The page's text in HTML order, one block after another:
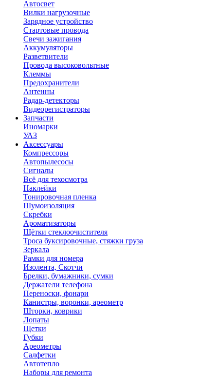
Автосвет
Вилки нагрузочные
Зарядное устройство
Стартовые провода
Свечи зажигания
Аккумуляторы
Разветвители
Провода высоковольтные
Клеммы
Предохранители
Антенны
Радар-детекторы
Видеорегистраторы
Запчасти
Иномарки
УАЗ
Аксесcуары
Компрессоры
Автопылесосы
Сигналы
Всё для техосмотра
Наклейки
Тонировочная пленка
Шумоизоляция
Скребки
Ароматизаторы
Щётки стеклоочистителя
Троса буксировочные, стяжки груза
Зеркала
Рамки для номера
Изолента, Скотчи
Брелки, бумажники, сумки
Держатели телефона
Переноски, фонари
Канистры, воронки, ареометр
Шторки, коврики
Лопаты
Щетки
Губки
Ареометры
Салфетки
Автотепло
Наборы для ремонта